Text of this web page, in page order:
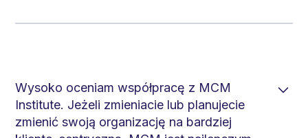
Wysoko oceniam współpracę z MCM
Institute. Jeżeli zmieniacie lub planujecie
zmienić swoją organizację na bardziej